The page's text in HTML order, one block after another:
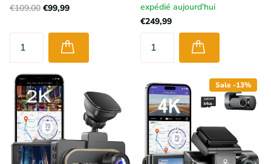
€109,00 €99,99
expédié aujourd'hui
€249,99
Sale -13%